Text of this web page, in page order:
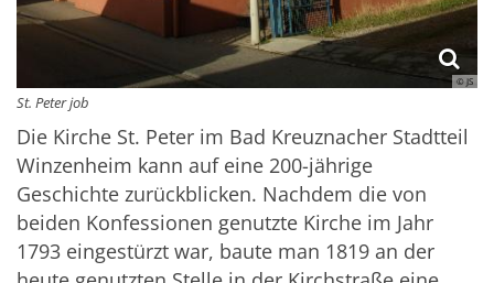
© JS
St. Peter job
Die Kirche St. Peter im Bad Kreuznacher Stadtteil
Winzenheim kann auf eine 200-jährige
Geschichte zurückblicken. Nachdem die von
beiden Konfessionen genutzte Kirche im Jahr
1793 eingestürzt war, baute man 1819 an der